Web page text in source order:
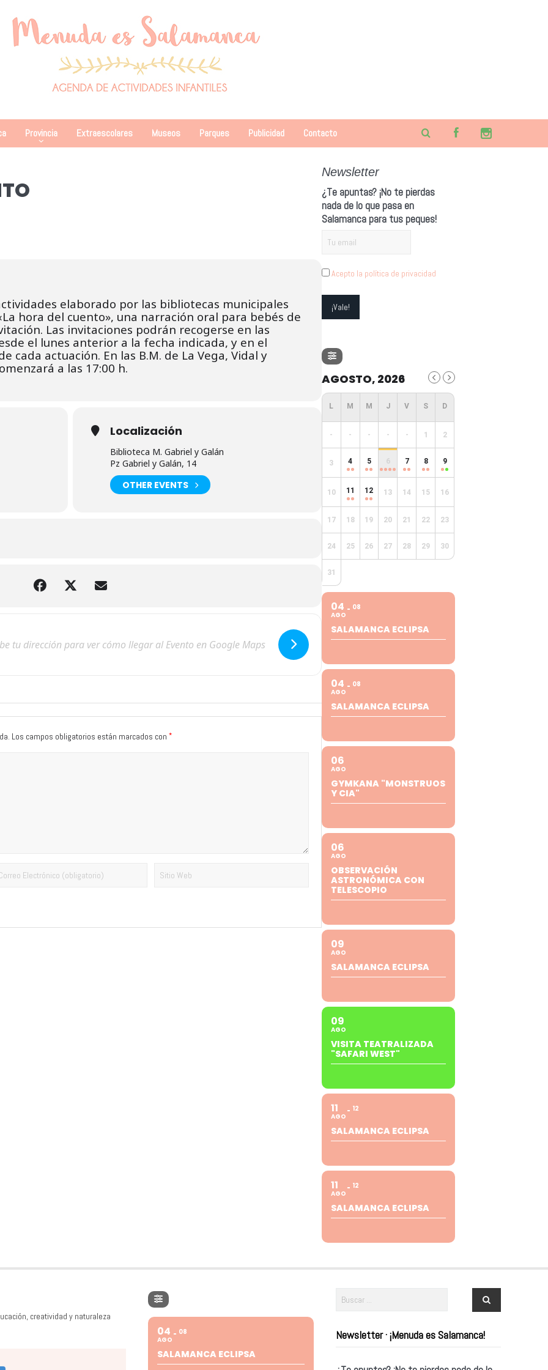
Provincia Extraescolares Museos Parques Publicidad Contacto
elaborado por las bibliotecas municipales
hora del cuento», una narración oral para bebés de
Las invitaciones podrán recogerse en las
el lunes anterior a la fecha indicada, y en el
cada actuación. En las B.M. de La Vega, Vidal y
a las 17:00 h.
Localización
Biblioteca M. Gabriel y Galán
Pz Gabriel y Galán, 14
OTHER EVENTS
Los campos obligatorios están marcados con *
Newsletter
¿Te apuntas? ¡No te pierdas
nada de lo que pasa en
Salamanca para tus peques!
Acepto la política de privacidad
AGOSTO, 2026
- - - - - 1 2
3 4 5 6 7 8 9
10 11 12 13 14 15 16
17 18 19 20 21 22 23
24 25 26 27 28 29 30
31
04
AGO
08
SALAMANCA ECLIPSA
04
AGO
08
SALAMANCA ECLIPSA
06
AGO
GYMKANA "MONSTRUOS
Y CIA"
06
AGO
OBSERVACIÓN
ASTRONÓMICA CON
TELESCOPIO
09
AGO
SALAMANCA ECLIPSA
09
AGO
VISITA TEATRALIZADA
"SAFARI WEST"
11
AGO
12
SALAMANCA ECLIPSA
11
AGO
12
SALAMANCA ECLIPSA
creatividad y naturaleza
04
AGO
08
SALAMANCA ECLIPSA
Newsletter · ¡Menuda es Salamanca!